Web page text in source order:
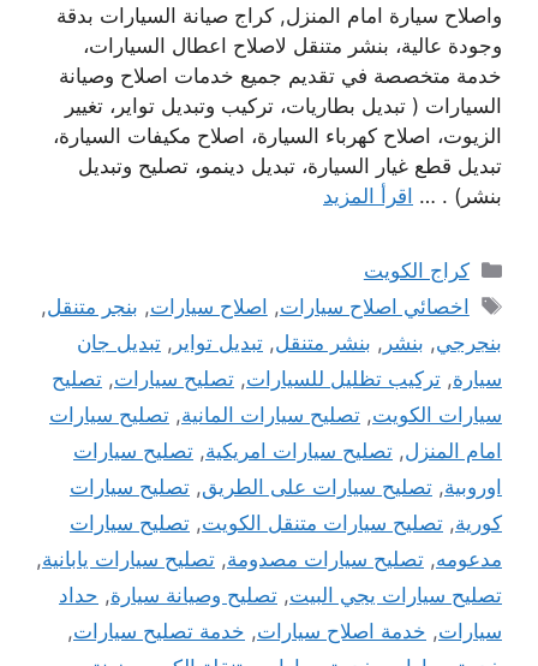
واصلاح سيارة امام المنزل, كراج صيانة السيارات بدقة
وجودة عالية، بنشر متنقل لاصلاح اعطال السيارات،
خدمة متخصصة في تقديم جميع خدمات اصلاح وصيانة
السيارات ( تبديل بطاريات، تركيب وتبديل تواير، تغيير
الزيوت، اصلاح كهرباء السيارة، اصلاح مكيفات السيارة،
تبديل قطع غيار السيارة، تبديل دينمو، تصليح وتبديل
بنشر) . … اقرأ المزيد
التصنيفات
كراج الكويت
الوسوم
اخصائي اصلاح سيارات, اصلاح سيارات, بنجر متنقل,
بنجرجي, بنشر , بنشر متنقل, تبديل تواير , تبديل جان
سيارة, تركيب تظليل للسيارات, تصليح سيارات, تصليح
سيارات الكويت, تصليح سيارات المانية, تصليح سيارات
امام المنزل, تصليح سيارات امريكية, تصليح سيارات
اوروبية, تصليح سيارات على الطريق, تصليح سيارات
كورية, تصليح سيارات متنقل الكويت, تصليح سيارات
مدعومه, تصليح سيارات مصدومة, تصليح سيارات يابانية,
تصليح سيارات يجي البيت, تصليح وصيانة سيارة, حداد
سيارات, خدمة اصلاح سيارات, خدمة تصليح سيارات,